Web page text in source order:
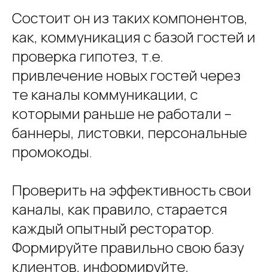
Состоит он из таких компонентов,
как, коммуникация с базой гостей и
проверка гипотез, т.е.
привлечение новых гостей через
те каналы коммуникации, с
которыми раньше не работали –
баннеры, листовки, персональные
промокоды.
Проверить на эффективность свои
каналы, как правило, старается
каждый опытный ресторатор.
Формируйте правильно свою базу
клиентов, информируйте,